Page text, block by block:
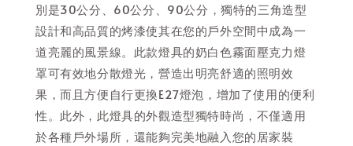
別是30公分、60公分、90公分，獨特的三角造型
設計和高品質的烤漆使其在您的戶外空間中成為一
道亮麗的風景線。此款燈具的奶白色霧面壓克力燈
罩可有效地分散燈光，營造出明亮舒適的照明效
果，而且方便自行更換E27燈泡，增加了使用的便利
性。此外，此燈具的外觀造型獨特時尚，不僅適用
於各種戶外場所，還能夠完美地融入您的居家裝